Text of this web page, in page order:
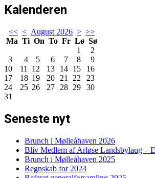
Kalenderen
<< < August 2026 > >>
Ma Ti On To Fr Lø Sø
1
2
3
4 5 6 7 8
9
10
11 12 13 14 15
16
17
18 19 20 21 22
23
24
25 26 27 28 29
30
31
Seneste nyt
Brunch i Mølleåhaven 2026
Bliv Medlem af Arløse Landsbylaug –
Brunch i Mølleåhaven 2025
Regnskab for 2024